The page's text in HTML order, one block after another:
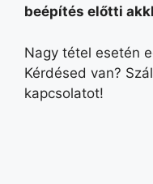
beépítés előtti
Nagy tétel esetén
Kérdésed van?
kapcsolatot!